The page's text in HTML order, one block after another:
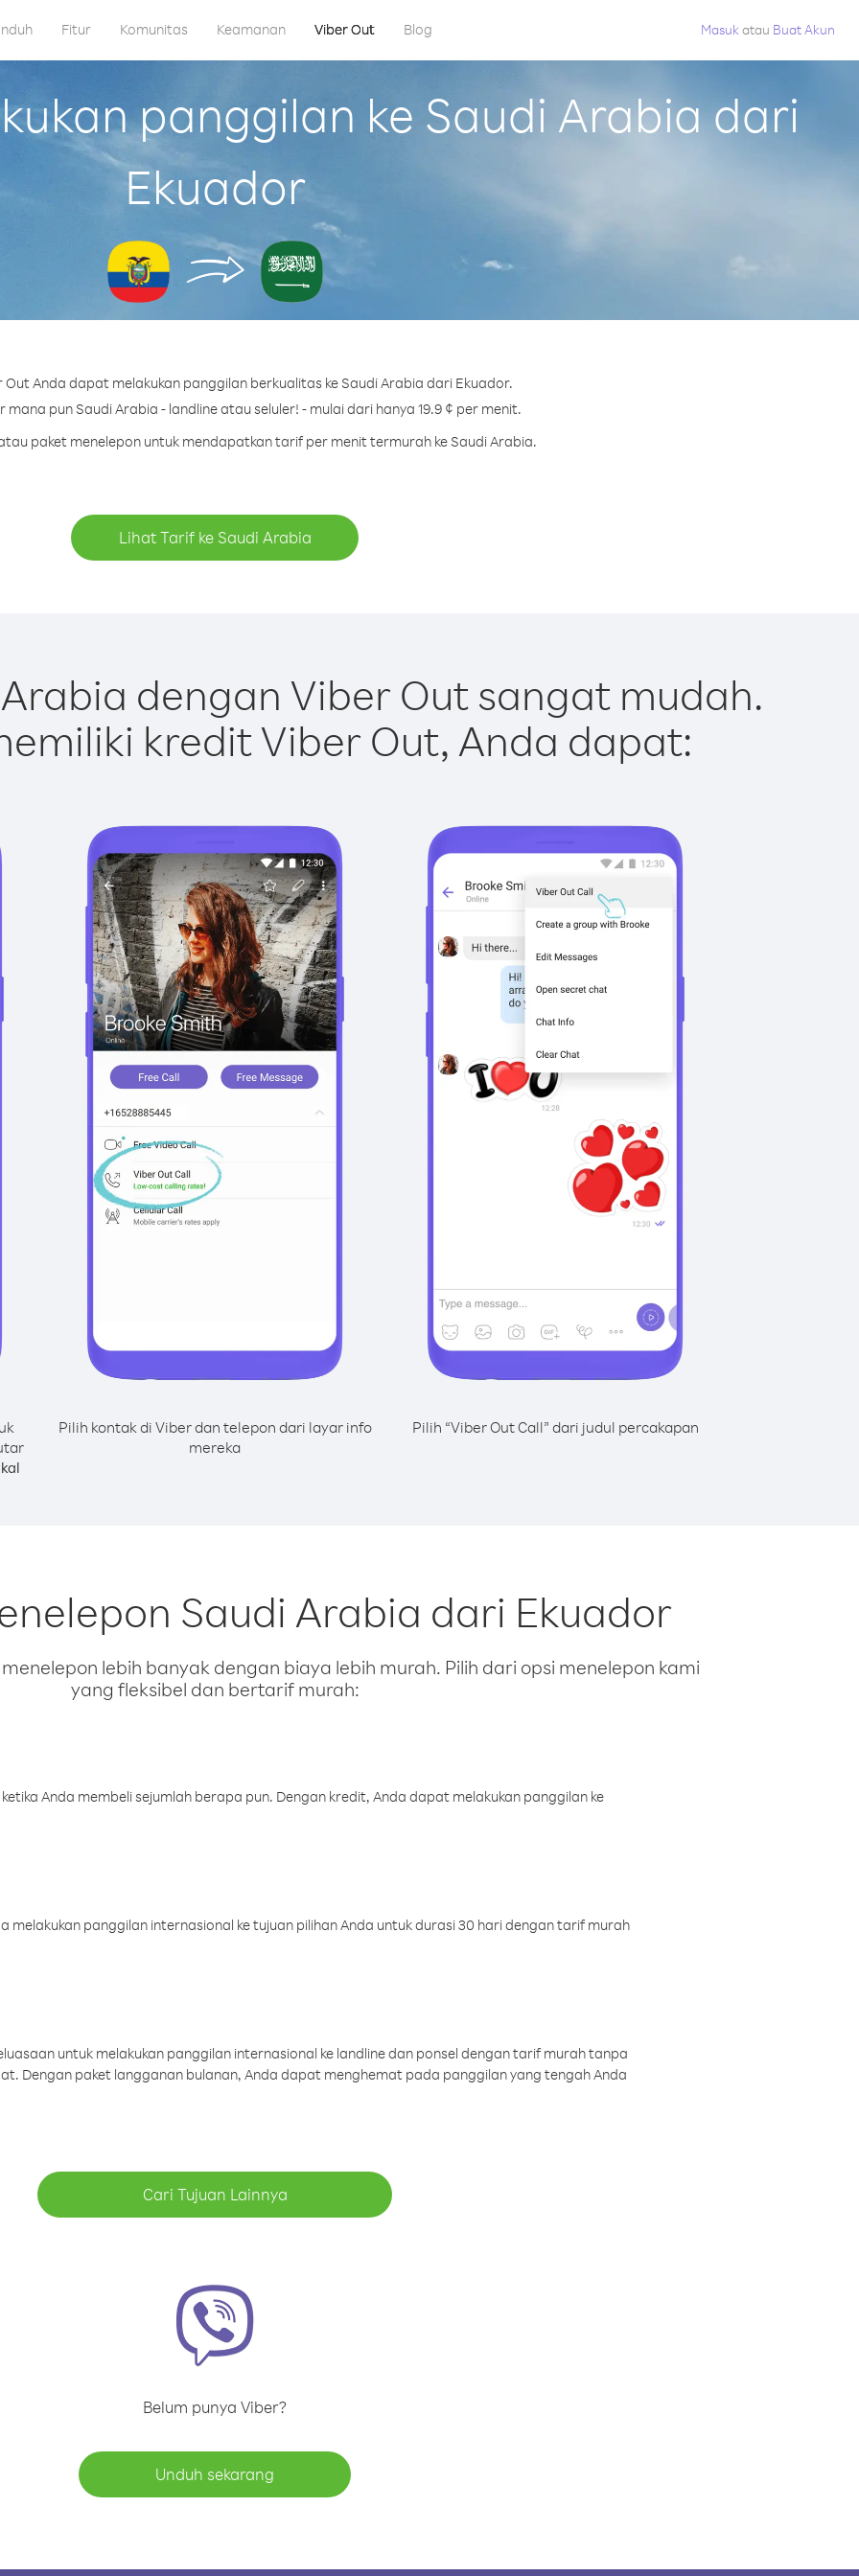
Fitur Komunitas Keamanan Viber Out Blog Masuk atau Buat Akun
panggilan ke Saudi Arabia dari
Ekuador
Out Anda dapat melakukan panggilan berkualitas ke Saudi Arabia dari Ekuador.
mana pun Saudi Arabia - landline atau seluler! - mulai dari hanya 19.9 ¢ per menit.
paket menelepon untuk mendapatkan tarif per menit termurah ke Saudi Arabia.
Lihat Tarif ke Saudi Arabia
dengan Viber Out sangat mudah.
kredit Viber Out, Anda dapat:
Pilih kontak di Viber dan telepon dari layar info
mereka
Pilih “Viber Out Call” dari judul percakapan
Saudi Arabia dari Ekuador
lebih banyak dengan biaya lebih murah. Pilih dari opsi menelepon kami
yang fleksibel dan bertarif murah:
Anda membeli sejumlah berapa pun. Dengan kredit, Anda dapat melakukan panggilan ke
melakukan panggilan internasional ke tujuan pilihan Anda untuk durasi 30 hari dengan tarif murah
untuk melakukan panggilan internasional ke landline dan ponsel dengan tarif murah tanpa
Dengan paket langganan bulanan, Anda dapat menghemat pada panggilan yang tengah Anda
Cari Tujuan Lainnya
Belum punya Viber?
Unduh sekarang